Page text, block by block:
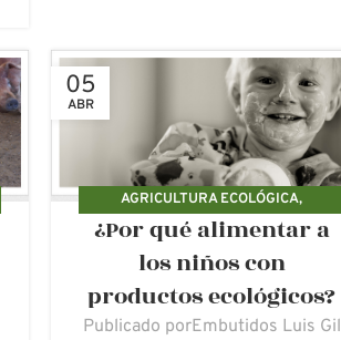
05
ABR
AGRICULTURA ECOLÓGICA,
ALIMENTACIÓN SALUDABLE,CARNES
FRESCA ECOLÓGICA
¿Por qué alimentar a
los niños con
productos ecológicos?
Publicado porEmbutidos Luis Gil